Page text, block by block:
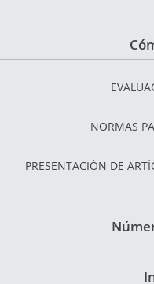
NORMAS
PRESENTACIÓN DE